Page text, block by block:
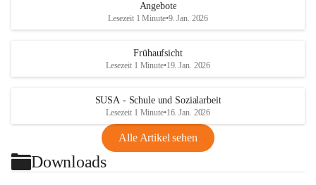
Es war ein rundum gelungener Ausflug, bei dem die Kinder viel
gelernt haben und
Angebote
Lesezeit 1 Minute•9. Jan. 2026
Frühaufsicht
Lesezeit 1 Minute•19. Jan. 2026
SUSA - Schule und Sozialarbeit
Lesezeit 1 Minute•16. Jan. 2026
Alle Artikel sehen
Downloads